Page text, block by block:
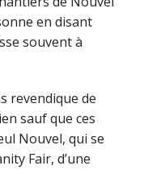
en disant
souvent à
revendique de
sauf que ces
Nouvel, qui se
Fair, d’une